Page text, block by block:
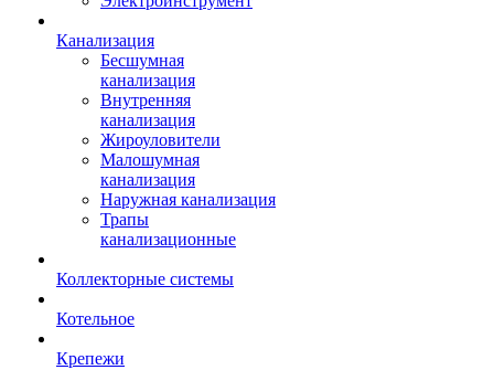
Канализация
Бесшумная
канализация
Внутренняя
канализация
Жироуловители
Малошумная
канализация
Наружная канализация
Трапы
канализационные
Коллекторные системы
Котельное
Крепежи